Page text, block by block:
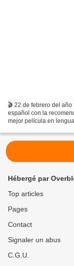
🎬 22 de febrero del
español con la
mejor película en
Hébergé par
Top articles
Pages
Contact
Signaler un abus
C.G.U.